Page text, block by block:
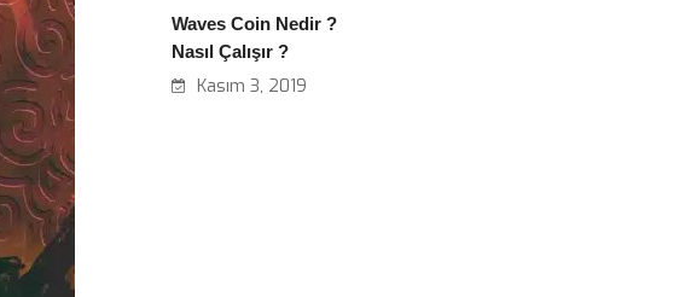
Waves Coin Nedir ?
Nasıl Çalışır ?
Kasım 3, 2019